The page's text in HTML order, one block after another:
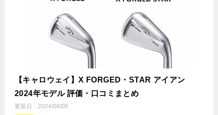
【キャロウェイ】X FORGED・STAR アイアン
2024年モデル 評価・口コミまとめ
更新日： 2024/06/08